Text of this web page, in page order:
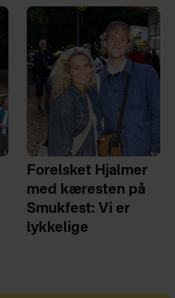
Forelsket Hjalmer
med kæresten på
Smukfest: Vi er
lykkelige